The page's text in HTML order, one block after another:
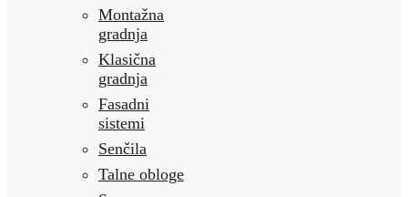
Montažna
gradnja
Klasična
gradnja
Fasadni
sistemi
Senčila
Talne obloge